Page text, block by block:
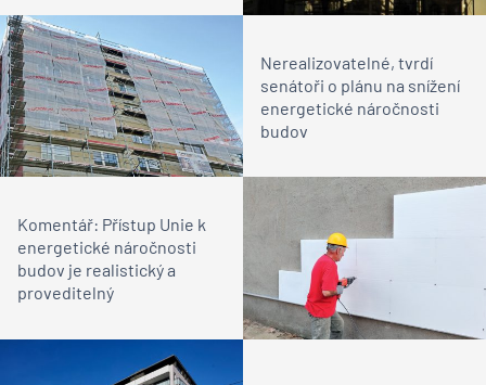
Nerealizovatelné, tvrdí
senátoři o plánu na snížení
energetické náročnosti
budov
Komentář: Přístup Unie k
energetické náročnosti
budov je realistický a
proveditelný